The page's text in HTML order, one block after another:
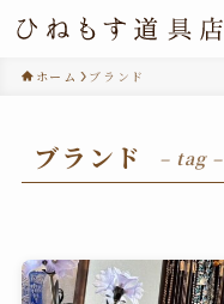
ホーム ブランド
ブランド – tag –